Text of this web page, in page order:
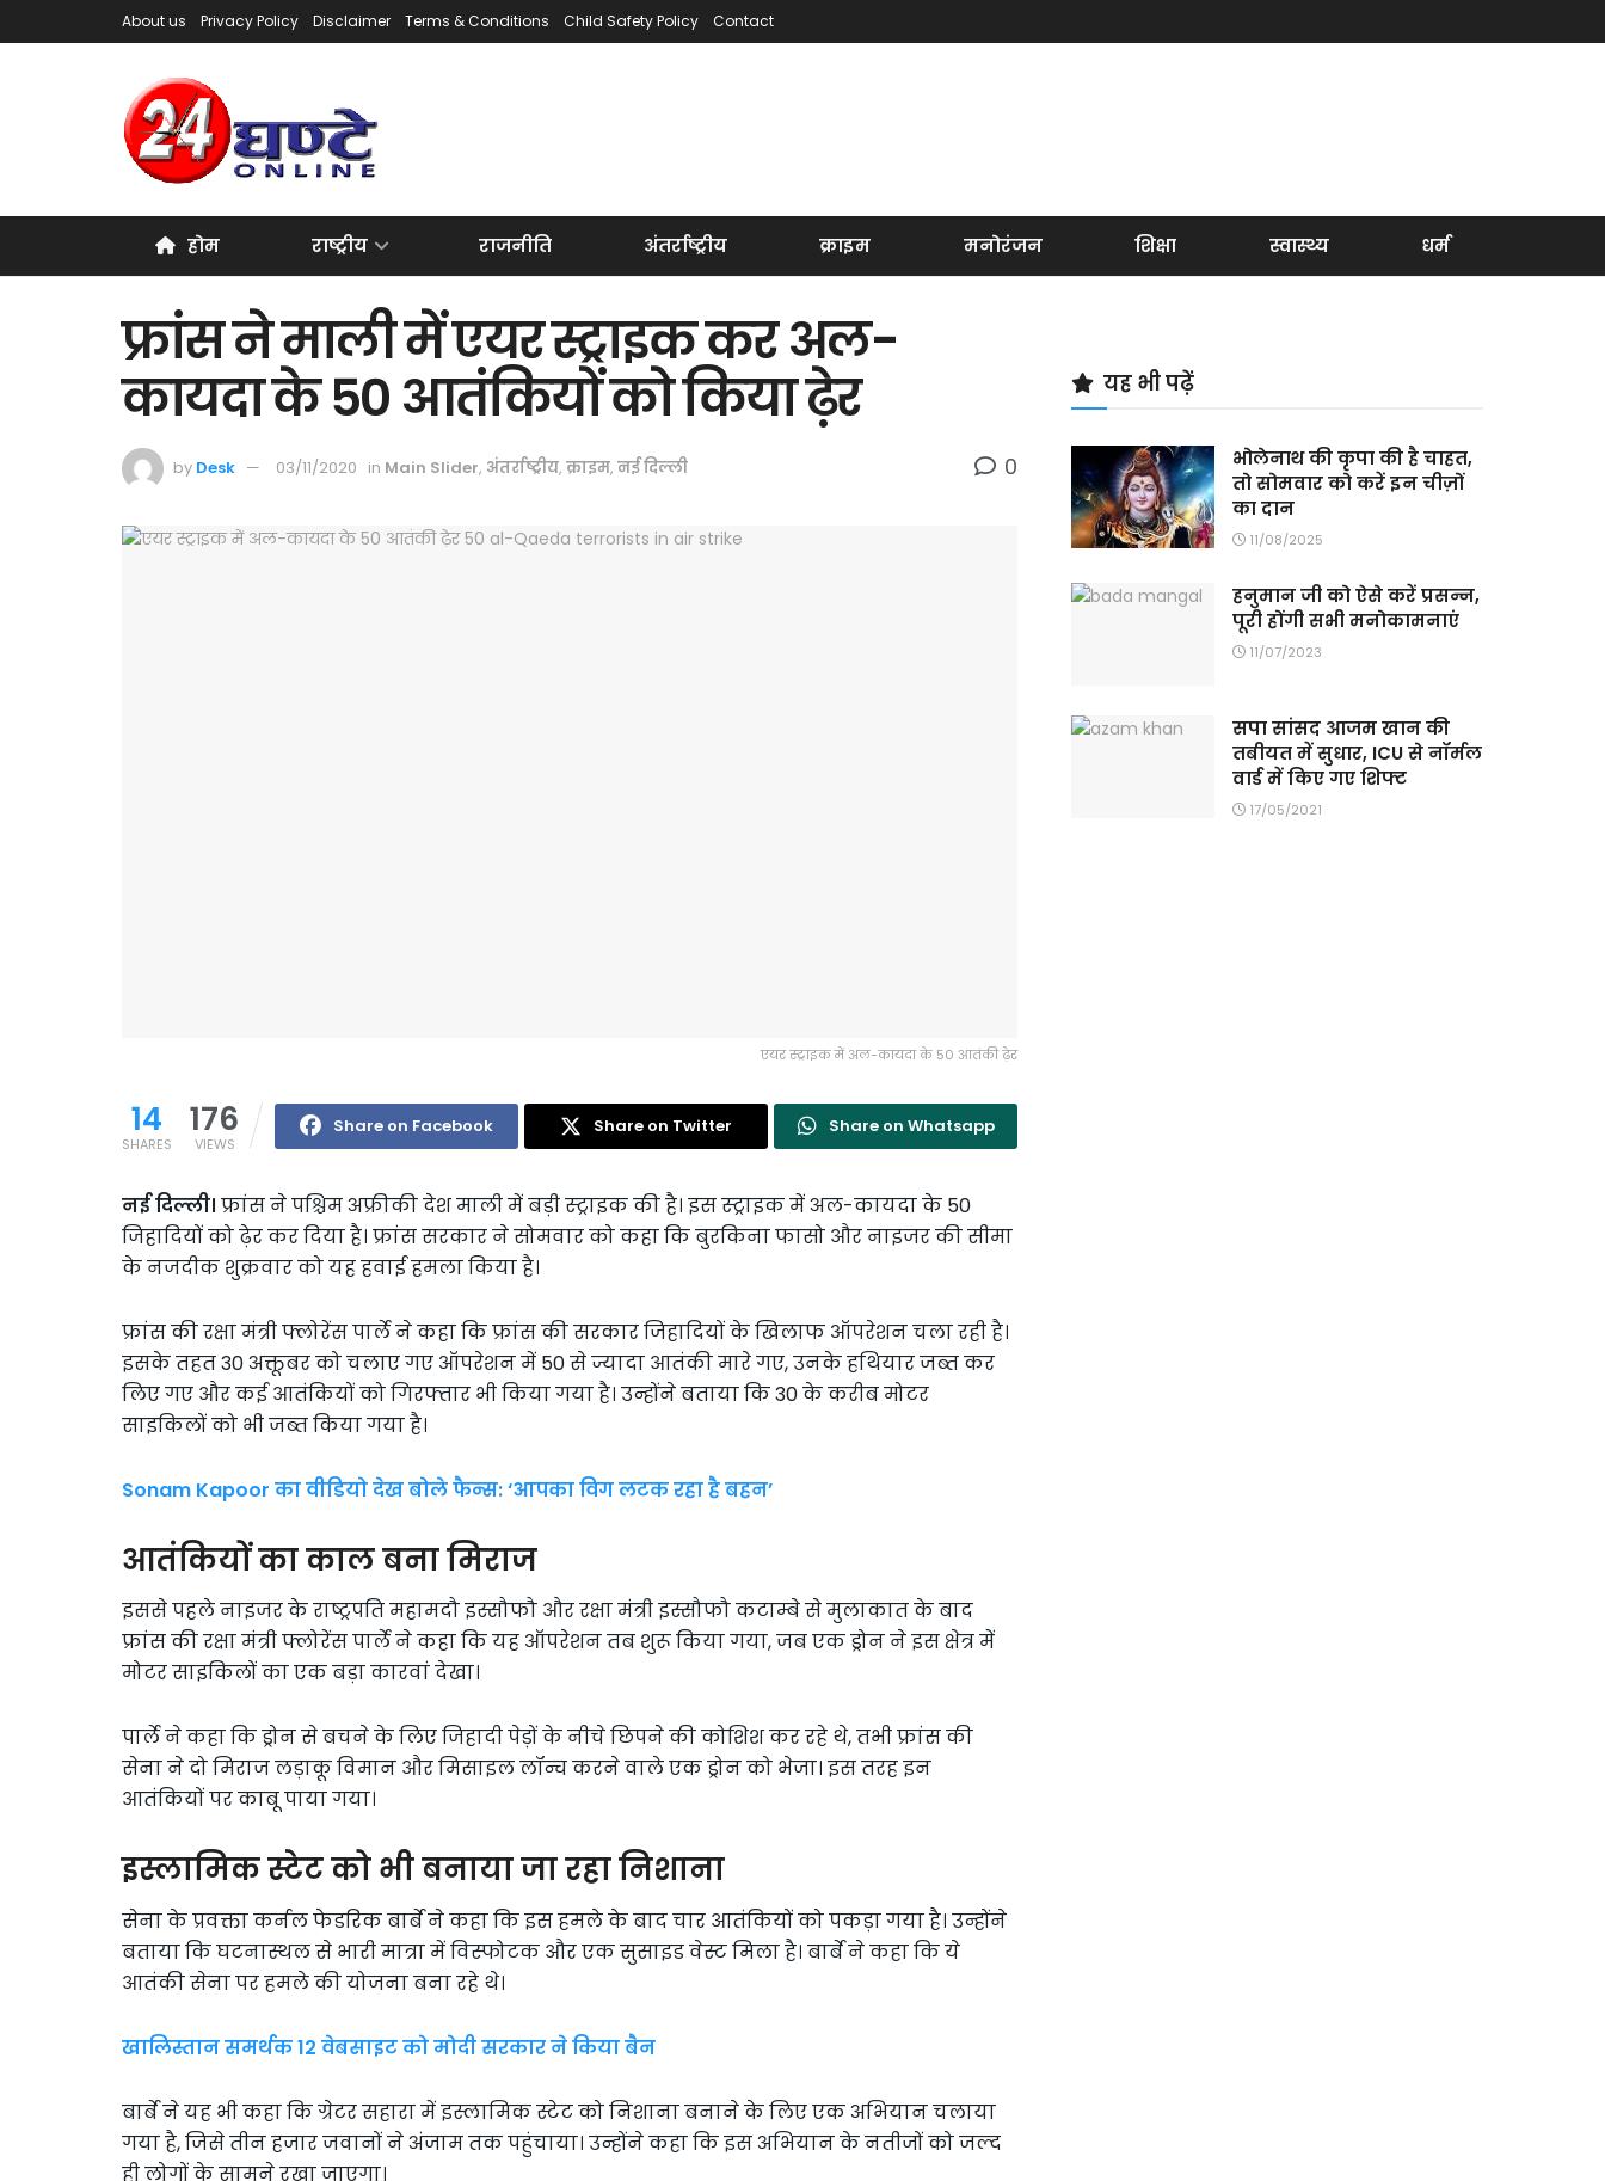
About us Privacy Policy Disclaimer Terms & Conditions Child Safety Policy Contact
होम राष्ट्रीय राजनीति अंतर्राष्ट्रीय क्राइम मनोरंजन शिक्षा स्वास्थ्य धर्म
फ्रांस ने माली में एयर स्ट्राइक कर अल-
कायदा के 50 आतंकियों को किया ढ़ेर
by Desk 03/11/2020 in Main Slider, अंतर्राष्ट्रीय, क्राइम, नई दिल्ली 0
एयर स्ट्राइक में अल-कायदा के 50 आतंकी ढ़ेर
14
SHARES
176
VIEWS
Share on Facebook Share on Twitter Share on Whatsapp
नई दिल्ली। फ्रांस ने पश्चिम अफ्रीकी देश माली में बड़ी स्ट्राइक की है। इस स्ट्राइक में अल-कायदा के 50
जिहादियों को ढ़ेर कर दिया है। फ्रांस सरकार ने सोमवार को कहा कि बुरकिना फासो और नाइजर की सीमा
के नजदीक शुक्रवार को यह हवाई हमला किया है।
फ्रांस की रक्षा मंत्री फ्लोरेंस पार्ले ने कहा कि फ्रांस की सरकार जिहादियों के खिलाफ ऑपरेशन चला रही है।
इसके तहत 30 अक्तूबर को चलाए गए ऑपरेशन में 50 से ज्यादा आतंकी मारे गए, उनके हथियार जब्त कर
लिए गए और कई आतंकियों को गिरफ्तार भी किया गया है। उन्होंने बताया कि 30 के करीब मोटर
साइकिलों को भी जब्त किया गया है।
Sonam Kapoor का वीडियो देख बोले फैन्स: ‘आपका विग लटक रहा है बहन’
आतंकियों का काल बना मिराज
इससे पहले नाइजर के राष्ट्रपति महामदौ इस्सौफौ और रक्षा मंत्री इस्सौफौ कटाम्बे से मुलाकात के बाद
फ्रांस की रक्षा मंत्री फ्लोरेंस पार्ले ने कहा कि यह ऑपरेशन तब शुरू किया गया, जब एक ड्रोन ने इस क्षेत्र में
मोटर साइकिलों का एक बड़ा कारवां देखा।
पार्ले ने कहा कि ड्रोन से बचने के लिए जिहादी पेड़ों के नीचे छिपने की कोशिश कर रहे थे, तभी फ्रांस की
सेना ने दो मिराज लड़ाकू विमान और मिसाइल लॉन्च करने वाले एक ड्रोन को भेजा। इस तरह इन
आतंकियों पर काबू पाया गया।
इस्लामिक स्टेट को भी बनाया जा रहा निशाना
सेना के प्रवक्ता कर्नल फेडरिक बार्बे ने कहा कि इस हमले के बाद चार आतंकियों को पकड़ा गया है। उन्होंने
बताया कि घटनास्थल से भारी मात्रा में विस्फोटक और एक सुसाइड वेस्ट मिला है। बार्बे ने कहा कि ये
आतंकी सेना पर हमले की योजना बना रहे थे।
खालिस्तान समर्थक 12 वेबसाइट को मोदी सरकार ने किया बैन
बार्बे ने यह भी कहा कि ग्रेटर सहारा में इस्लामिक स्टेट को निशाना बनाने के लिए एक अभियान चलाया
गया है, जिसे तीन हजार जवानों ने अंजाम तक पहुंचाया। उन्होंने कहा कि इस अभियान के नतीजों को जल्द
ही लोगों के सामने रखा जाएगा।
यह भी पढ़ें
भोलेनाथ की कृपा की है चाहत,
तो सोमवार को करें इन चीज़ों
का दान
11/08/2025
हनुमान जी को ऐसे करें प्रसन्न,
पूरी होंगी सभी मनोकामनाएं
11/07/2023
सपा सांसद आजम खान की
तबीयत में सुधार, ICU से नॉर्मल
वार्ड में किए गए शिफ्ट
17/05/2021